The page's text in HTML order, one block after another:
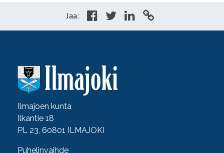
Jaa:
Ilmajoen kunta
Ilkantie 18
PL 23, 60801 ILMAJOKI
Puhelinvaihde